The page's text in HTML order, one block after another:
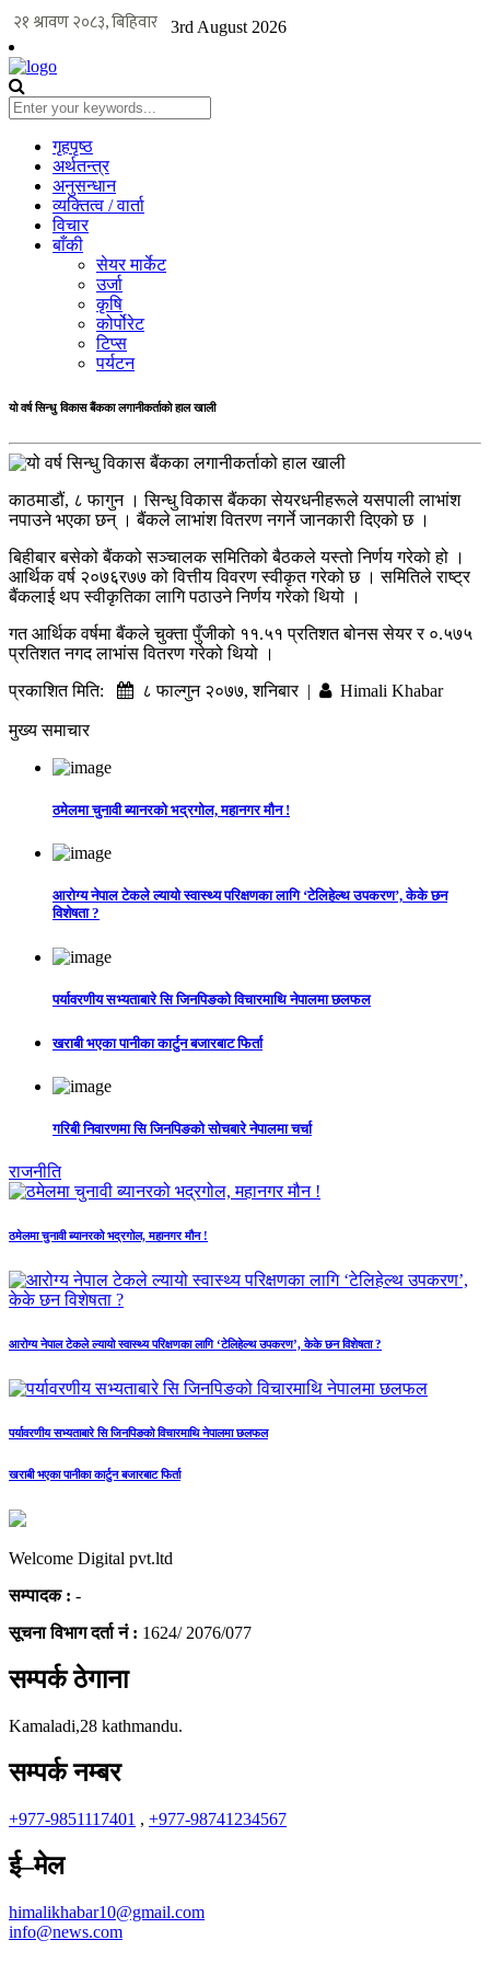
3rd August 2026
गृहपृष्ठ
अर्थतन्त्र
अनुसन्धान
व्यक्तित्व / वार्ता
विचार
बाँकी
सेयर मार्केट
उर्जा
कृषि
कोर्पोरेट
टिप्स
पर्यटन
यो वर्ष सिन्धु विकास बैंकका लगानीकर्ताको हाल खाली
काठमाडौं, ८ फागुन । सिन्धु विकास बैंकका सेयरधनीहरूले यसपाली लाभांश
नपाउने भएका छन् । बैंकले लाभांश वितरण नगर्ने जानकारी दिएको छ ।
बिहीबार बसेको बैंकको सञ्‍चालक समितिको बैठकले यस्तो निर्णय गरेको हो ।
आर्थिक वर्ष २०७६र७७ को वित्तीय विवरण स्वीकृत गरेको छ । समितिले राष्ट्र
बैंकलाई थप स्वीकृतिका लागि पठाउने निर्णय गरेको थियो ।
गत आर्थिक वर्षमा बैंकले चुक्ता पुँजीको ११.५१ प्रतिशत बोनस सेयर र ०.५७५
प्रतिशत नगद लाभांस वितरण गरेको थियो ।
प्रकाशित मिति:
८ फाल्गुन २०७७, शनिबार | Himali Khabar
मुख्य समाचार
ठमेलमा चुनावी ब्यानरको भद्रगोल, महानगर मौन !
आरोग्य नेपाल टेकले ल्यायो स्वास्थ्य परिक्षणका लागि ‘टेलिहेल्थ उपकरण’, केके छन
विशेषता ?
पर्यावरणीय सभ्यताबारे सि जिनपिङको विचारमाथि नेपालमा छलफल
खराबी भएका पानीका कार्टुन बजारबाट फिर्ता
गरिबी निवारणमा सि जिनपिङको सोचबारे नेपालमा चर्चा
राजनीति
ठमेलमा चुनावी ब्यानरको भद्रगोल, महानगर मौन !
आरोग्य नेपाल टेकले ल्यायो स्वास्थ्य परिक्षणका लागि ‘टेलिहेल्थ उपकरण’, केके छन विशेषता ?
पर्यावरणीय सभ्यताबारे सि जिनपिङको विचारमाथि नेपालमा छलफल
खराबी भएका पानीका कार्टुन बजारबाट फिर्ता
Welcome Digital pvt.ltd
सम्पादक : -
सूचना विभाग दर्ता नं : 1624/ 2076/077
सम्पर्क ठेगाना
Kamaladi,28 kathmandu.
सम्पर्क नम्बर
+977-9851117401 , +977-98741234567
ई–मेल
himalikhabar10@gmail.com
info@news.com